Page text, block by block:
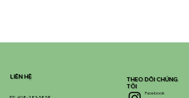
LIÊN HỆ
Facebook
THEO DÕI CHÚNG
TÔI